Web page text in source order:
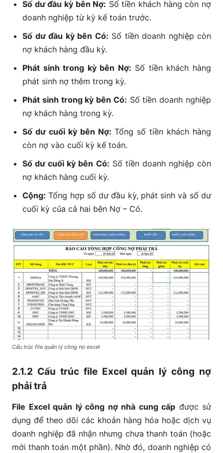
Số dư đầu kỳ bên Nợ: Số tiền khách hàng còn nợ
doanh nghiệp từ kỳ kế toán trước.
Số dư đầu kỳ bên Có: Số tiền doanh nghiệp còn
nợ khách hàng đầu kỳ.
Phát sinh trong kỳ bên Nợ: Số tiền khách hàng
phát sinh nợ thêm trong kỳ.
Phát sinh trong kỳ bên Có: Số tiền doanh nghiệp
nợ khách hàng trong kỳ.
Số dư cuối kỳ bên Nợ: Tổng số tiền khách hàng
còn nợ vào cuối kỳ kế toán.
Số dư cuối kỳ bên Có: Số tiền doanh nghiệp còn
nợ khách hàng cuối kỳ.
Cộng: Tổng hợp số dư đầu kỳ, phát sinh và số dư
cuối kỳ của cả hai bên Nợ – Có.
Cấu trúc file quản lý công nợ excel
2.1.2 Cấu trúc file Excel quản lý công nợ
phải trả
File Excel quản lý công nợ nhà cung cấp được sử
dụng để theo dõi các khoản hàng hóa hoặc dịch vụ
doanh nghiệp đã nhận nhưng chưa thanh toán (hoặc
mới thanh toán một phần). Nhờ đó, doanh nghiệp có